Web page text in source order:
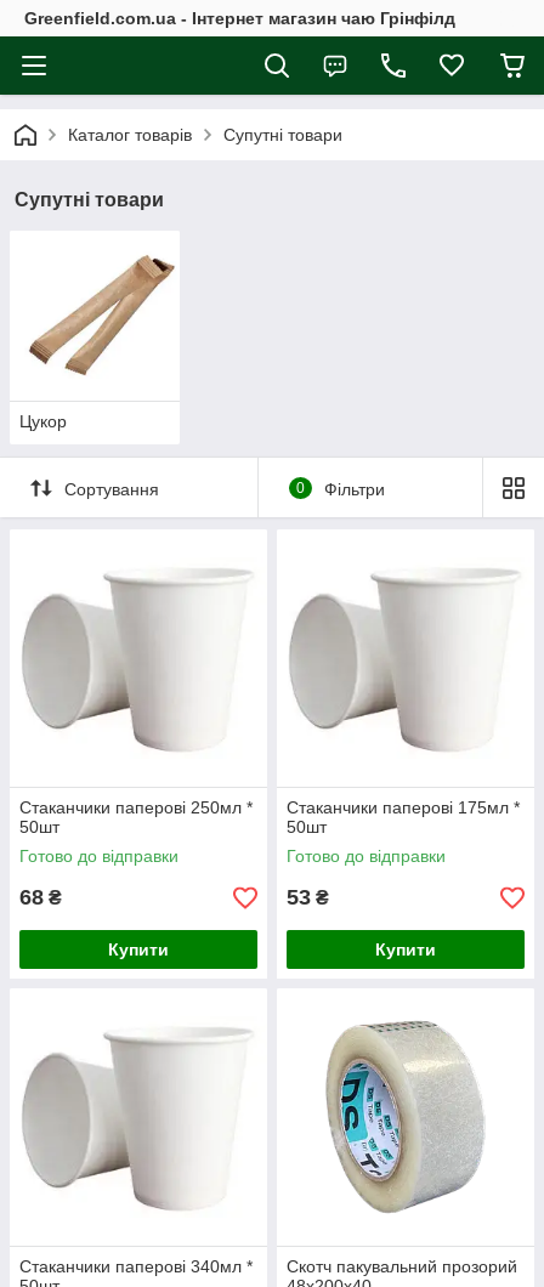
Greenfield.com.ua - Інтернет магазин чаю Грінфілд
Каталог товарів Супутні товари
Супутні товари
Цукор
Сортування 0 Фільтри
Стаканчики паперові 250мл *
50шт
Готово до відправки
68 ₴
Купити
Стаканчики паперові 175мл *
50шт
Готово до відправки
53 ₴
Купити
Стаканчики паперові 340мл *
Скотч пакувальний прозорий